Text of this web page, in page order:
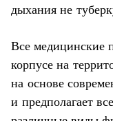
дыхания не
Все медицинские
корпусе на
на основе
и предполагает